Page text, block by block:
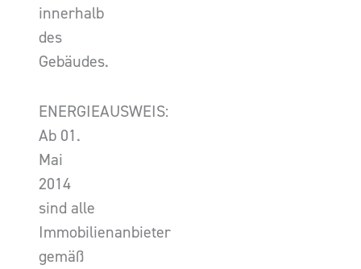
innerhalb
des
Gebäudes.
ENERGIEAUSWEIS:
Ab 01.
Mai
2014
sind alle
Immobilienanbieter
gemäß